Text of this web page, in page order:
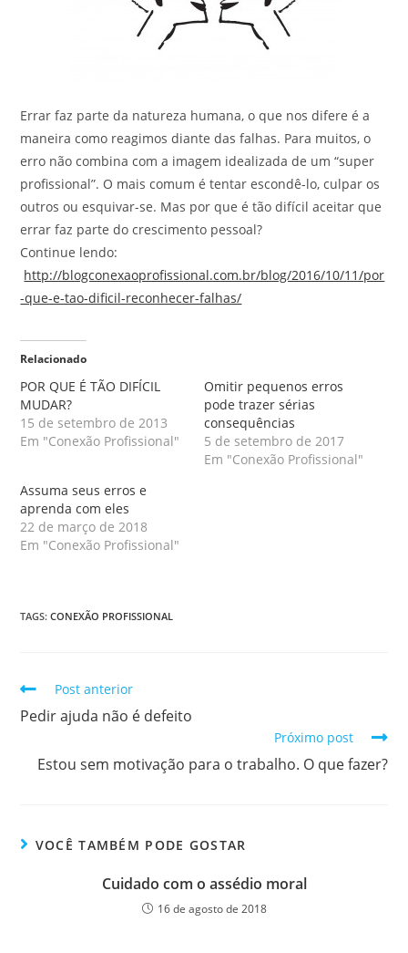
Errar faz parte da natureza humana, o que nos difere é a
maneira como reagimos diante das falhas. Para muitos, o
erro não combina com a imagem idealizada de um “super
profissional”. O mais comum é tentar escondê-lo, culpar os
outros ou esquivar-se. Mas por que é tão difícil aceitar que
errar faz parte do crescimento pessoal?
Continue lendo:
http://blogconexaoprofissional.com.br/blog/2016/10/11/por
-que-e-tao-dificil-reconhecer-falhas/
Relacionado
POR QUE É TÃO DIFÍCIL
MUDAR?
15 de setembro de 2013
Em "Conexão Profissional"
Omitir pequenos erros
pode trazer sérias
consequências
5 de setembro de 2017
Em "Conexão Profissional"
Assuma seus erros e
aprenda com eles
22 de março de 2018
Em "Conexão Profissional"
TAGS:CONEXÃO PROFISSIONAL
Post anterior
Pedir ajuda não é defeito
Próximo post
Estou sem motivação para o trabalho. O que fazer?
VOCÊ TAMBÉM PODE GOSTAR
Cuidado com o assédio moral
16 de agosto de 2018